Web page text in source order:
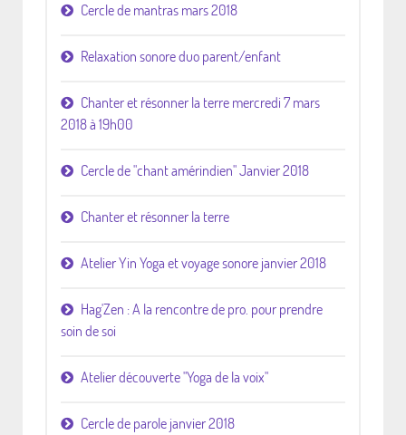
Cercle de mantras mars 2018
Relaxation sonore duo parent/enfant
Chanter et résonner la terre mercredi 7 mars
2018 à 19h00
Cercle de "chant amérindien" Janvier 2018
Chanter et résonner la terre
Atelier Yin Yoga et voyage sonore janvier 2018
Hag'Zen : A la rencontre de pro. pour prendre
soin de soi
Atelier découverte "Yoga de la voix"
Cercle de parole janvier 2018